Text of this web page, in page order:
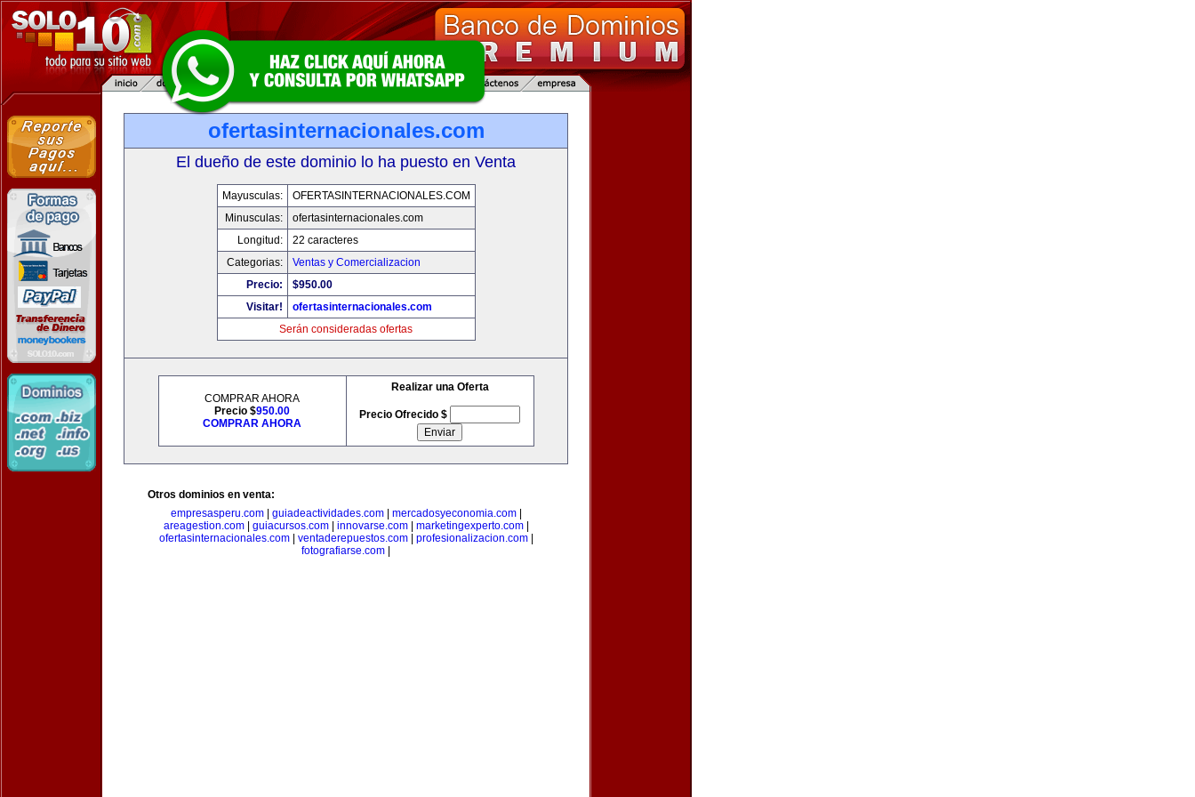
ofertasinternacionales.com
El dueño de este dominio lo ha puesto en Venta
Mayusculas:
OFERTASINTERNACIONALES.COM
Minusculas:
ofertasinternacionales.com
Longitud:
22 caracteres
Categorias:
Ventas y Comercializacion
Precio:
$950.00
Visitar!
ofertasinternacionales.com
Serán consideradas ofertas
COMPRAR AHORA
Precio $950.00
COMPRAR AHORA
Realizar una Oferta
Precio Ofrecido $
Otros dominios en venta:
empresasperu.com| guiadeactividades.com| mercadosyeconomia.com|
areagestion.com| guiacursos.com| innovarse.com| marketingexperto.com|
ofertasinternacionales.com| ventaderepuestos.com| profesionalizacion.com|
fotografiarse.com